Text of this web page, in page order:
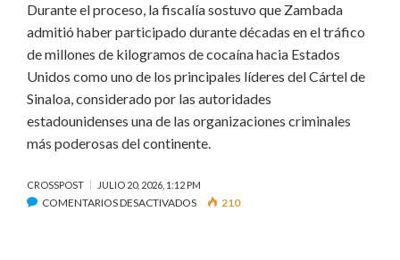
Durante el proceso, la fiscalía sostuvo que Zambada
admitió haber participado durante décadas en el tráfico
de millones de kilogramos de cocaína hacia Estados
Unidos como uno de los principales líderes del Cártel de
Sinaloa, considerado por las autoridades
estadounidenses una de las organizaciones criminales
más poderosas del continente.
CROSSPOST JULIO 20, 2026, 1:12 PM
COMENTARIOS DESACTIVADOSEN
210